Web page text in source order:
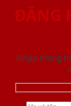
ĐĂNG
Nhập thông